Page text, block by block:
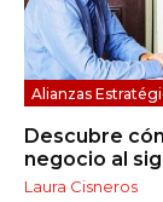
Alianzas
Descubre
negocio al
Laura Cisneros